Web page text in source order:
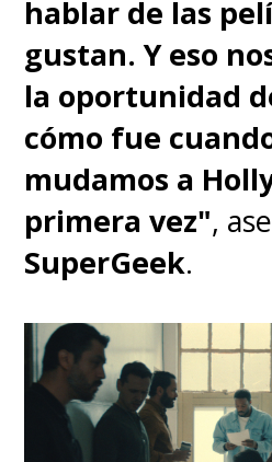
hablar de las
gustan. Y eso
la oportunidad
cómo fue
mudamos a
primera vez",
SuperGeek.